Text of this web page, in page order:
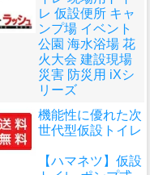
レ 仮設便所 キャ
ンプ場 イベント
公園 海水浴場 花
火大会 建設現場
災害 防災用 iXシ
リーズ
機能性に優れた次
世代型仮設トイレ
【ハマネツ】仮設